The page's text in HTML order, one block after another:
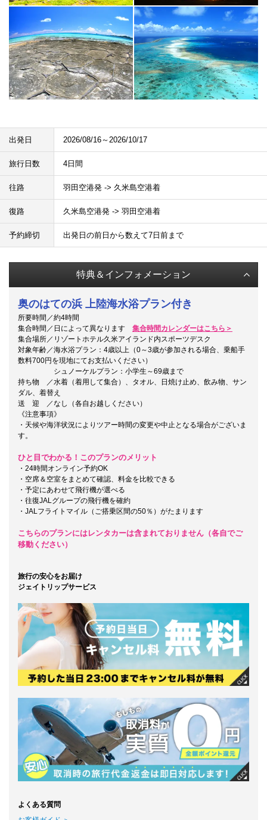
出発日 2026/08/16～2026/10/17
旅行日数 4日間
往路 羽田空港発 -> 久米島空港着
復路 久米島空港発 -> 羽田空港着
予約締切 出発日の前日から数えて7日前まで
特典＆インフォメーション
奥のはての浜 上陸海水浴プラン付き
所要時間／約4時間
集合時間／日によって異なります 集合時間カレンダーはこちら＞
集合場所／リゾートホテル久米アイランド内スポーツデスク
対象年齢／海水浴プラン：4歳以上（0～3歳が参加される場合、乗船手
数料700円を現地にてお支払いください）
シュノーケルプラン：小学生～69歳まで
持ち物 ／水着（着用して集合）、タオル、日焼け止め、飲み物、サン
ダル、着替え
送 迎 ／なし（各自お越しください）
《注意事項》
・天候や海洋状況によりツアー時間の変更や中止となる場合がございま
す。
ひと目でわかる！このプランのメリット
・24時間オンライン予約OK
・空席＆空室をまとめて確認、料金を比較できる
・予定にあわせて飛行機が選べる
・往復JALグループの飛行機を確約
・JALフライトマイル（ご搭乗区間の50％）がたまります
こちらのプランにはレンタカーは含まれておりません（各自でご
移動ください）
旅行の安心をお届け
ジェイトリップサービス
よくある質問